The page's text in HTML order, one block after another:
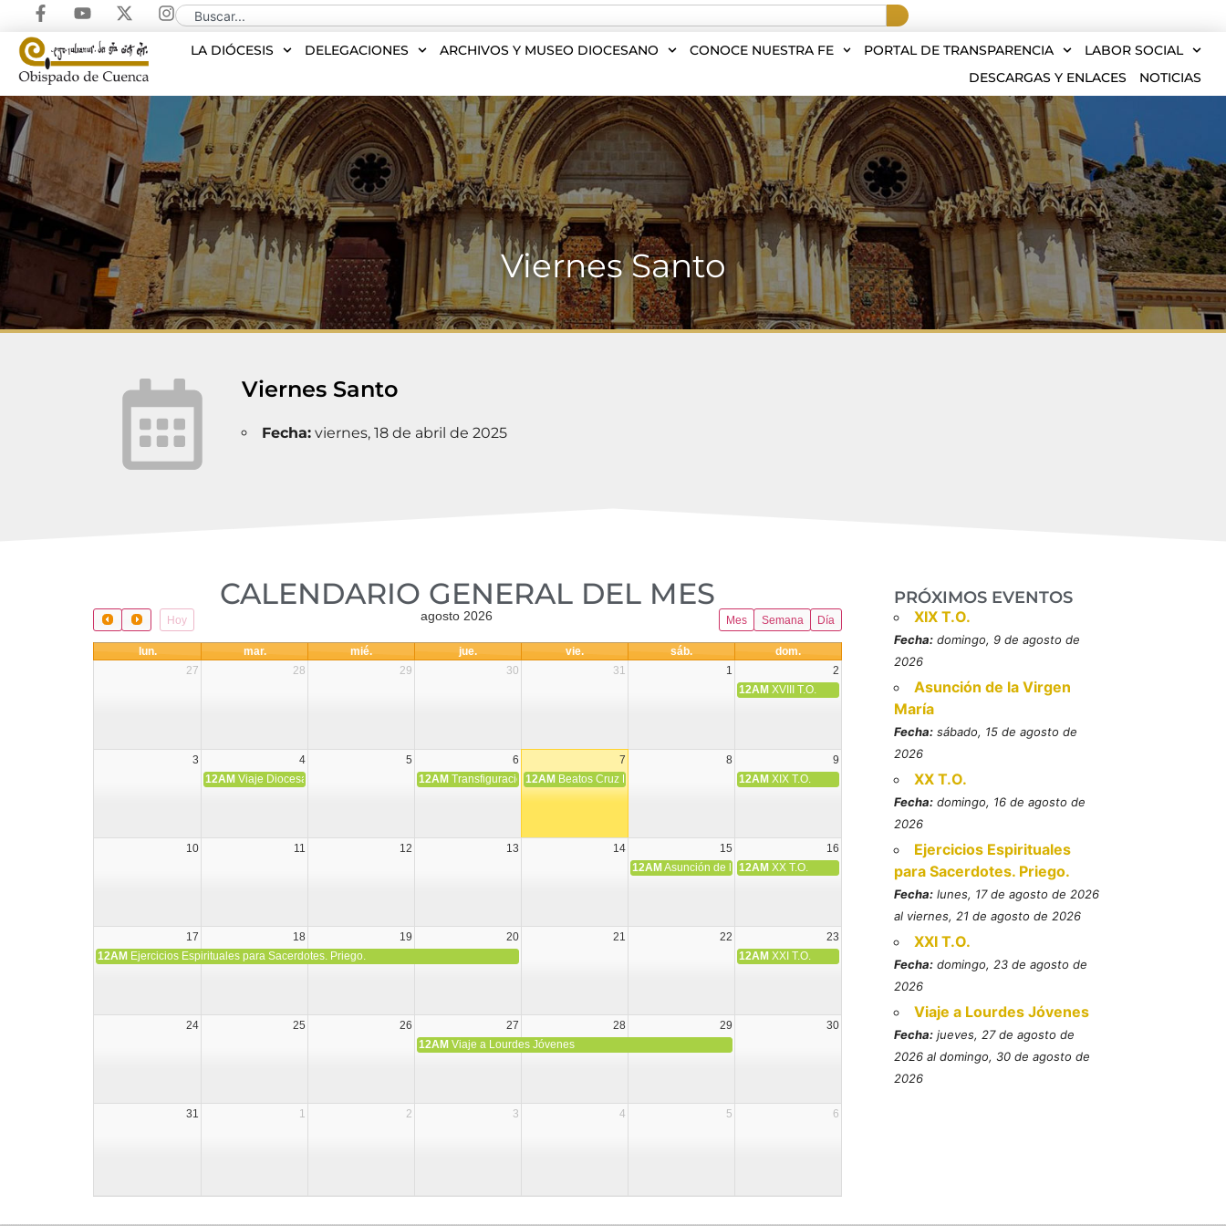
LA DIÓCESIS DELEGACIONES ARCHIVOS Y MUSEO DIOCESANO CONOCE NUESTRA FE PORTAL DE TRANSPARENCIA
LABOR SOCIAL
DESCARGAS Y ENLACES
NOTICIAS
Viernes Santo
Viernes Santo
Fecha:viernes, 18 de abril de 2025
CALENDARIO GENERAL DEL MES​
Hoy Mes Semana Día
agosto 2026
lun. mar. mié. jue. vie. sáb.
dom.
27
28 29 30 31 1
2
12AM XVIII T.O.
3 4 5 6 7 8
9
12AM Viaje Diocesano a Japón. 12AM Transfiguración del Señor
12AM Beatos Cruz Laplana, obispo, y Fernando Español, presbítero, mártires (MO)
12AM XIX T.O.
10 11 12 13 14 15
16
12AM Asunción de la Virgen María
12AM XX T.O.
17 18 19 20 21 22
23
12AM Ejercicios Espirituales para Sacerdotes. Priego. 12AM XXI T.O.
24 25 26 27 28 29
30
12AM Viaje a Lourdes Jóvenes
31 1 2 3 4 5 6
PRÓXIMOS EVENTOS
XIX T.O.
Fecha: domingo, 9 de agosto de
2026
Asunción de la Virgen
María
Fecha: sábado, 15 de agosto de
2026
XX T.O.
Fecha: domingo, 16 de agosto de
2026
Ejercicios Espirituales
para Sacerdotes. Priego.
Fecha: lunes, 17 de agosto de 2026
al viernes, 21 de agosto de 2026
XXI T.O.
Fecha: domingo, 23 de agosto de
2026
Viaje a Lourdes Jóvenes
Fecha: jueves, 27 de agosto de
2026 al domingo, 30 de agosto de
2026